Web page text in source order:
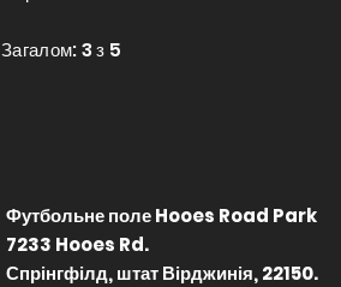
Загалом: 3 з 5
Футбольне поле Hooes Road Park
7233 Hooes Rd.
Спрінгфілд, штат Вірджинія, 22150.